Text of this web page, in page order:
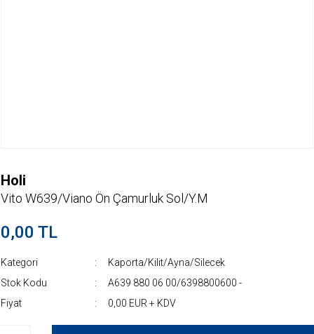
Holi
Vito W639/Viano Ön Çamurluk Sol/Y.M
0,00 TL
Kategori
Kaporta/Kilit/Ayna/Silecek
Stok Kodu
A639 880 06 00/6398800600 -
Fiyat
0,00 EUR + KDV